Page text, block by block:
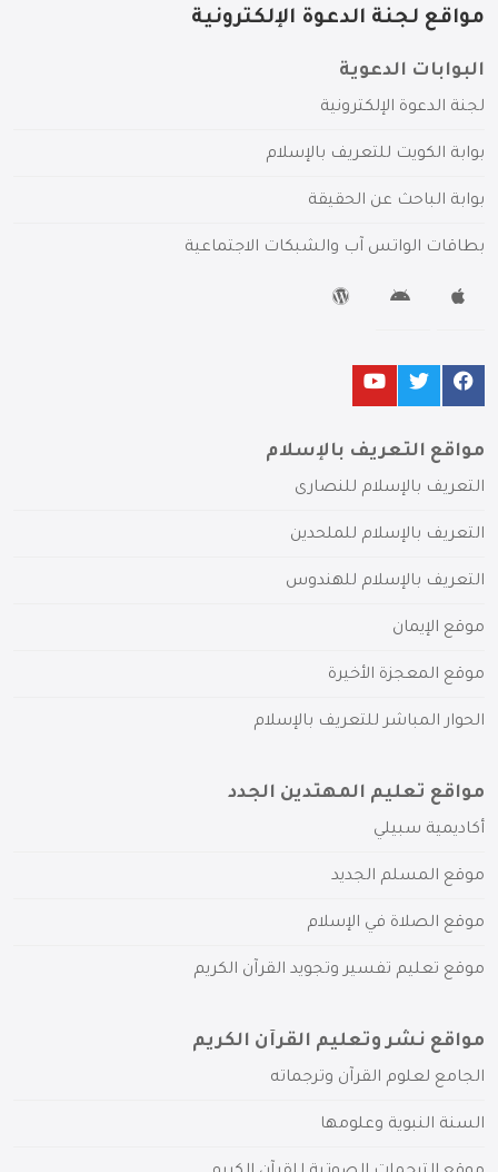
مواقع لجنة الدعوة الإلكترونية
البوابات الدعوية
لجنة الدعوة الإلكترونية
بوابة الكويت للتعريف بالإسلام
بوابة الباحث عن الحقيقة
بطاقات الواتس آب والشبكات الاجتماعية
مواقع التعريف بالإسلام
التعريف بالإسلام للنصارى
التعريف بالإسلام للملحدين
التعريف بالإسلام للهندوس
موقع الإيمان
موقع المعجزة الأخيرة
الحوار المباشر للتعريف بالإسلام
مواقع تعليم المهتدين الجدد
أكاديمية سبيلي
موقع المسلم الجديد
موقع الصلاة في الإسلام
موقع تعليم تفسير وتجويد القرآن الكريم
مواقع نشر وتعليم القرآن الكريم
الجامع لعلوم القرآن وترجماته
السنة النبوية وعلومها